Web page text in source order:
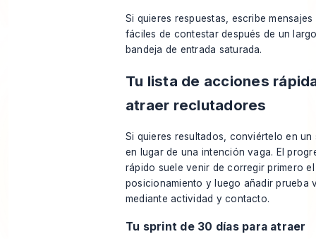
Si quieres respuestas, escribe
fáciles de contestar después de un
bandeja de entrada saturada.
Tu lista de acciones
atraer reclutadores
Si quieres resultados, conviértelo en
en lugar de una intención vaga. El
rápido suele venir de corregir primero el
posicionamiento y luego añadir prueba
mediante actividad y contacto.
Tu sprint de 30 días para atraer